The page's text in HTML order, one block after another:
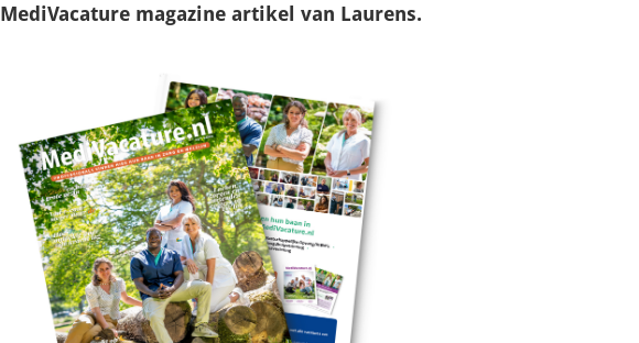
MediVacature magazine artikel van Laurens.